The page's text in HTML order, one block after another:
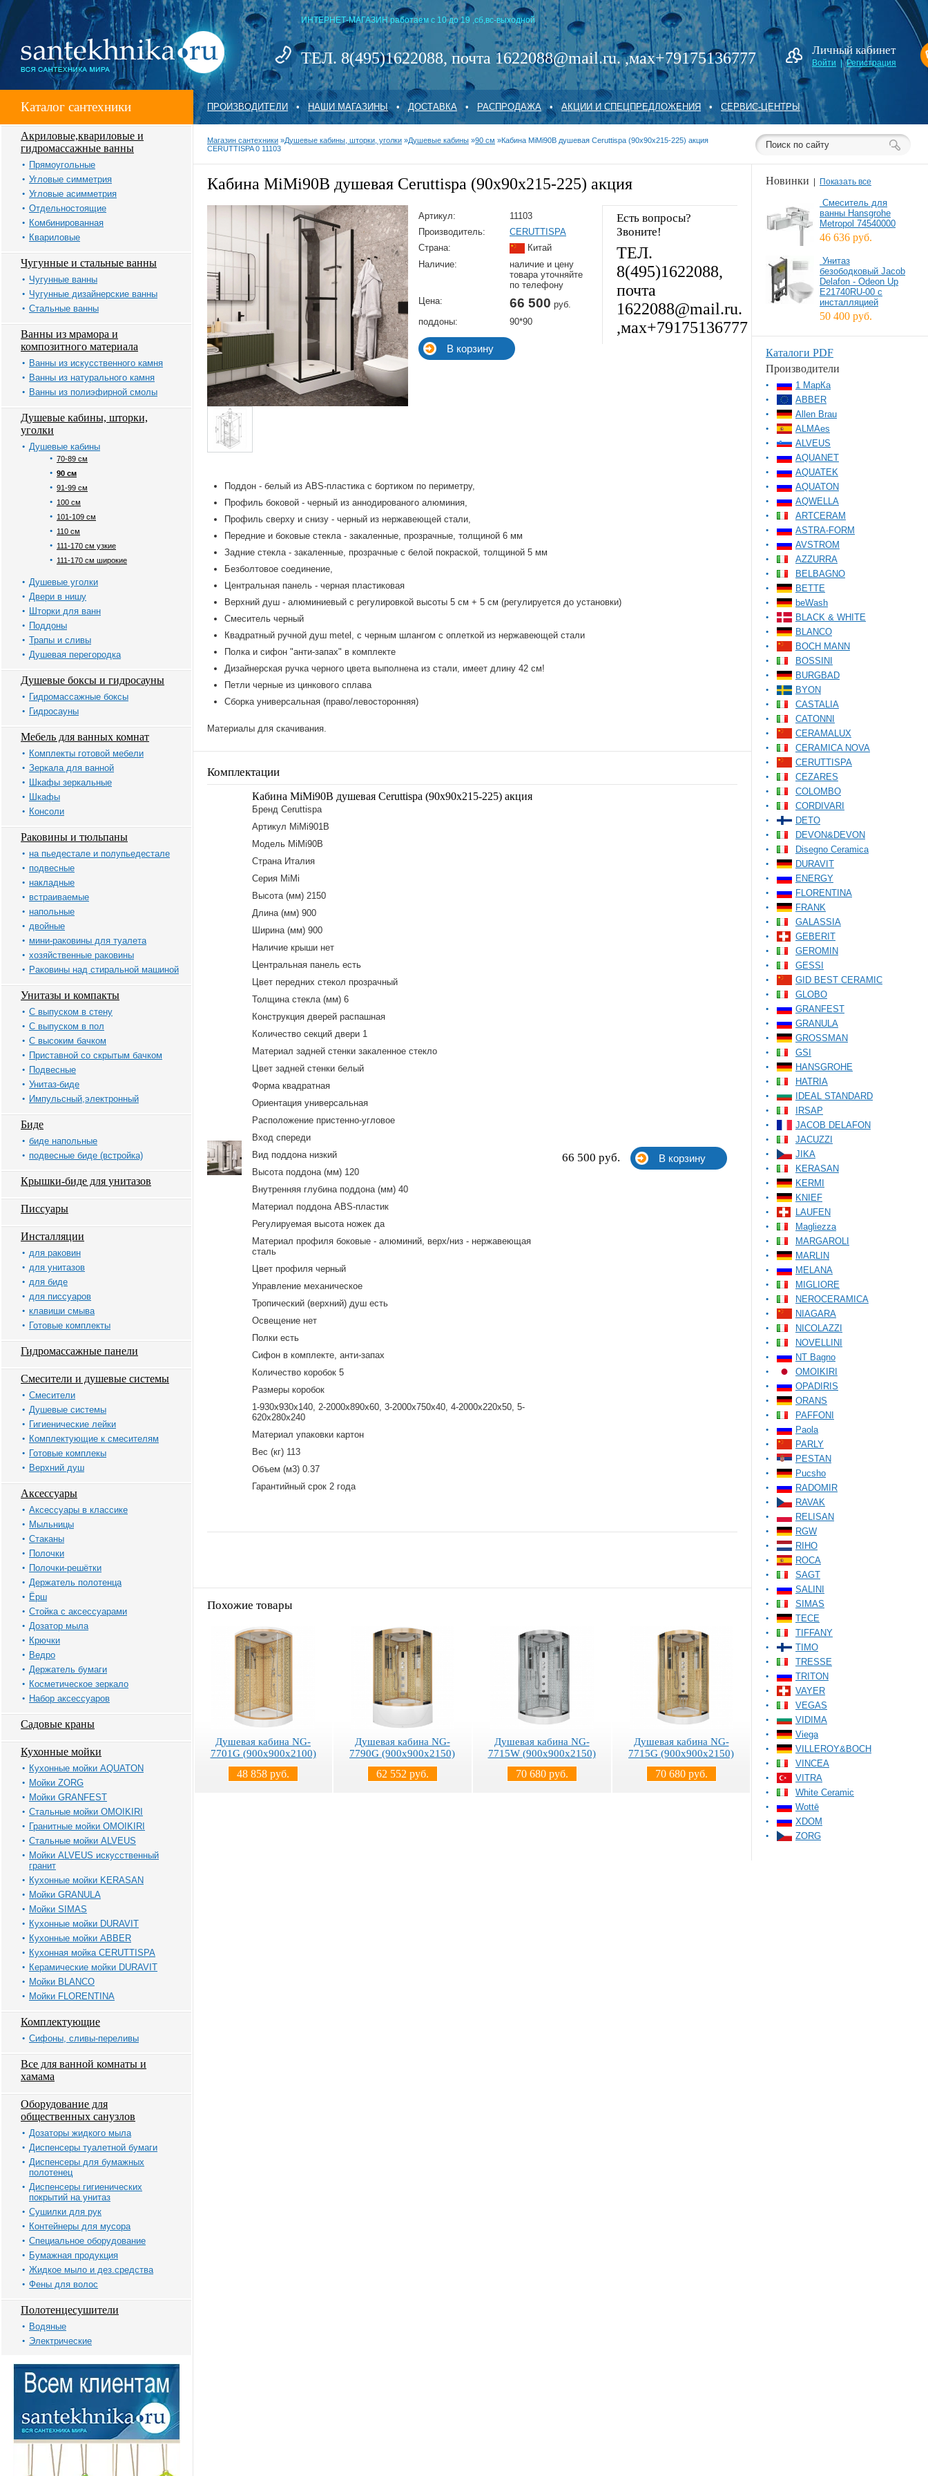
ИНТЕРНЕТ-МАГАЗИН работаем с 10 до 19 ,сб,вс-выходной
ТЕЛ. 8(495)1622088, почта 1622088@mail.ru. ,мах+79175136777 Личный кабинет
Войти | Регистрация
Каталог сантехники ПРОИЗВОДИТЕЛИ • НАШИ МАГАЗИНЫ • ДОСТАВКА • РАСПРОДАЖА • АКЦИИ И СПЕЦПРЕДЛОЖЕНИЯ • СЕРВИС-ЦЕНТРЫ
Акриловые,квариловые и
гидромассажные ванны
Прямоугольные
Угловые симметрия
Угловые асимметрия
Отдельностоящие
Комбинированная
Квариловые
Чугунные и стальные ванны
Чугунные ванны
Чугунные дизайнерские ванны
Стальные ванны
Ванны из мрамора и
композитного материала
Ванны из искусственного камня
Ванны из натурального камня
Ванны из полиэфирной смолы
Душевые кабины, шторки,
уголки
Душевые кабины
70-89 см
90 см
91-99 см
100 см
101-109 см
110 см
111-170 см узкие
111-170 см широкие
Душевые уголки
Двери в нишу
Шторки для ванн
Поддоны
Трапы и сливы
Душевая перегородка
Душевые боксы и гидросауны
Гидромассажные боксы
Гидросауны
Мебель для ванных комнат
Комплекты готовой мебели
Зеркала для ванной
Шкафы зеркальные
Шкафы
Консоли
Раковины и тюльпаны
на пьедестале и полупьедестале
подвесные
накладные
встраиваемые
напольные
двойные
мини-раковины для туалета
хозяйственные раковины
Раковины над стиральной машиной
Унитазы и компакты
С выпуском в стену
С выпуском в пол
С высоким бачком
Приставной со скрытым бачком
Подвесные
Унитаз-биде
Импульсный,электронный
Биде
биде напольные
подвесные биде (встройка)
Крышки-биде для унитазов
Писсуары
Инсталляции
для раковин
для унитазов
для биде
для писсуаров
клавиши смыва
Готовые комплекты
Гидромассажные панели
Смесители и душевые системы
Смесители
Душевые системы
Гигиенические лейки
Комплектующие к смесителям
Готовые комплекы
Верхний душ
Аксессуары
Аксессуары в классике
Мыльницы
Стаканы
Полочки
Полочки-решётки
Держатель полотенца
Ёрш
Стойка с аксессуарами
Дозатор мыла
Крючки
Ведро
Держатель бумаги
Косметическое зеркало
Набор аксессуаров
Садовые краны
Кухонные мойки
Кухонные мойки AQUATON
Мойки ZORG
Мойки GRANFEST
Стальные мойки OMOIKIRI
Гранитные мойки OMOIKIRI
Стальные мойки ALVEUS
Мойки ALVEUS искусственный
гранит
Кухонные мойки KERASAN
Мойки GRANULA
Мойки SIMAS
Кухонные мойки DURAVIT
Кухонные мойки ABBER
Кухонная мойка CERUTTISPA
Керамические мойки DURAVIT
Мойки BLANCO
Мойки FLORENTINA
Комплектующие
Сифоны, сливы-переливы
Все для ванной комнаты и
хамама
Оборудование для
общественных санузлов
Дозаторы жидкого мыла
Диспенсеры туалетной бумаги
Диспенсеры для бумажных
полотенец
Диспенсеры гигиенических
покрытий на унитаз
Сушилки для рук
Контейнеры для мусора
Специальное оборудование
Бумажная продукция
Жидкое мыло и дез.средства
Фены для волос
Полотенцесушители
Водяные
Электрические
Магазин сантехники »Душевые кабины, шторки, уголки »Душевые кабины »90 см »Кабина MiMi90B душевая Ceruttispa (90x90x215-225) акция
CERUTTISPA 0 11103
Кабина MiMi90B душевая Ceruttispa (90x90x215-225) акция
Есть вопросы?
Звоните!
ТЕЛ.
8(495)1622088,
почта
1622088@mail.ru.
,мах+79175136777
Артикул:
11103
Производитель:
CERUTTISPA
Страна:
Китай
Наличие:
наличие и цену
товара уточняйте
по телефону
Цена:
66 500 руб.
поддоны:
90*90
Поддон - белый из ABS-пластика с бортиком по периметру,
Профиль боковой - черный из аннодированого алюминия,
Профиль сверху и снизу - черный из нержавеющей стали,
Передние и боковые стекла - закаленные, прозрачные, толщиной 6 мм
Задние стекла - закаленные, прозрачные с белой покраской, толщиной 5 мм
Безболтовое соединение,
Центральная панель - черная пластиковая
Верхний душ - алюминиевый с регулировкой высоты 5 см + 5 см (регулируется до установки)
Смеситель черный
Квадратный ручной душ metel, с черным шлангом с оплеткой из нержавеющей стали
Полка и сифон "анти-запах" в комплекте
Дизайнерская ручка черного цвета выполнена из стали, имеет длину 42 см!
Петли черные из цинкового сплава
Сборка универсальная (право/левосторонняя)
Материалы для скачивания.
Комплектации
Кабина MiMi90B душевая Ceruttispa (90x90x215-225) акция
Бренд Ceruttispa
Артикул MiMi901B
Модель MiMi90B
Страна Италия
Серия MiMi
Высота (мм) 2150
Длина (мм) 900
Ширина (мм) 900
Наличие крыши нет
Центральная панель есть
Цвет передних стекол прозрачный
Толщина стекла (мм) 6
Конструкция дверей распашная
Количество секций двери 1
Материал задней стенки закаленное стекло
Цвет задней стенки белый
Форма квадратная
Ориентация универсальная
Расположение пристенно-угловое
Вход спереди
Вид поддона низкий
Высота поддона (мм) 120
Внутренняя глубина поддона (мм) 40
Материал поддона ABS-пластик
Регулируемая высота ножек да
Материал профиля боковые - алюминий, верх/низ - нержавеющая
сталь
Цвет профиля черный
Управление механическое
Тропический (верхний) душ есть
Освещение нет
Полки есть
Сифон в комплекте, анти-запах
Количество коробок 5
Размеры коробок
1-930х930х140, 2-2000х890х60, 3-2000х750х40, 4-2000х220х50, 5-
620х280х240
Материал упаковки картон
Вес (кг) 113
Объем (м3) 0.37
Гарантийный срок 2 года
66 500 руб.
Похожие товары
Душевая кабина NG-
7701G (900x900х2100)
48 858 руб.
Душевая кабина NG-
7790G (900x900х2150)
62 552 руб.
Душевая кабина NG-
7715W (900x900х2150)
70 680 руб.
Душевая кабина NG-
7715G (900x900х2150)
70 680 руб.
Новинки Показать все
Смеситель для
ванны Hansgrohe
Metropol 74540000
46 636 руб.
Унитаз
безободковый Jacob
Delafon - Odeon Up
E21740RU-00 с
инсталляцией
50 400 руб.
Каталоги PDF
Производители
1 МарКа
ABBER
Allen Brau
ALMAes
ALVEUS
AQUANET
AQUATEK
AQUATON
AQWELLA
ARTCERAM
ASTRA-FORM
AVSTROM
AZZURRA
BELBAGNO
BETTE
beWash
BLACK & WHITE
BLANCO
BOCH MANN
BOSSINI
BURGBAD
BYON
CASTALIA
CATONNI
CERAMALUX
CERAMICA NOVA
CERUTTISPA
CEZARES
COLOMBO
CORDIVARI
DETO
DEVON&DEVON
Disegno Ceramica
DURAVIT
ENERGY
FLORENTINA
FRANK
GALASSIA
GEBERIT
GEROMIN
GESSI
GID BEST CERAMIC
GLOBO
GRANFEST
GRANULA
GROSSMAN
GSI
HANSGROHE
HATRIA
IDEAL STANDARD
IRSAP
JACOB DELAFON
JACUZZI
JIKA
KERASAN
KERMI
KNIEF
LAUFEN
Magliezza
MARGAROLI
MARLIN
MELANA
MIGLIORE
NEROCERAMICA
NIAGARA
NICOLAZZI
NOVELLINI
NT Bagno
OMOIKIRI
OPADIRIS
ORANS
PAFFONI
Paola
PARLY
PESTAN
Pucsho
RADOMIR
RAVAK
RELISAN
RGW
RIHO
ROCA
SAGT
SALINI
SIMAS
TECE
TIFFANY
TIMO
TRESSE
TRITON
VAYER
VEGAS
VIDIMA
Viega
VILLEROY&BOCH
VINCEA
VITRA
White Ceramic
Wottē
XDOM
ZORG